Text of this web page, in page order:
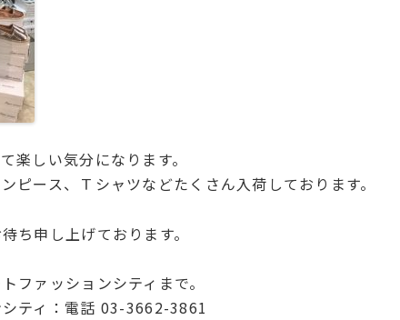
楽しい気分になります。
ピース、Ｔシャツなどたくさん入荷しております。
ち申し上げております。
ファッションシティまで。
ティ：電話 03-3662-3861